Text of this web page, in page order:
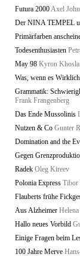
Futura 2000 Axel
Der NINA TEMPEL
Primärfarben
Todesenthusiasten
May 98 Kyron Khosla
Was, wenn es
Grammatik:
Frank Frangenberg
Das Ende Mussolinis
Nutzen & Co Gunter
Domination and the
Gegen
Radek Oleg Kireev
Polonia Express Tibor
Flauberts frühe
Aus Alzheimer
Hallo neues Vorbild
Einige Fragen beim
100 Jahre Merve